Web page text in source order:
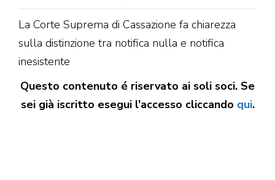
La Corte Suprema di Cassazione fa chiarezza
sulla distinzione tra notifica nulla e notifica
inesistente
Questo contenuto é riservato ai soli soci. Se
sei già iscritto esegui l'accesso cliccando qui.